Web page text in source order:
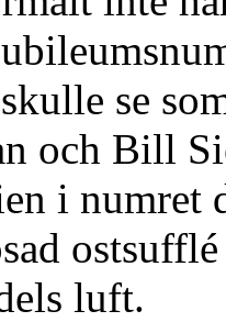
se
och Bill
i numret
luft.